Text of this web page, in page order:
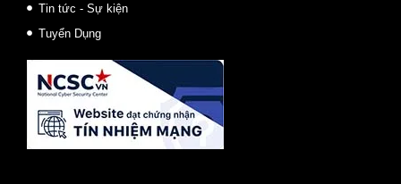
Tin tức - Sự kiện
Tuyển Dụng